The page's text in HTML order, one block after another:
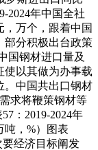
2024年中国全社
，万个，跟着中国
部分积极出台政策
国钢材进口量及
使以其做为办事载
。中国共出口钢材
求将鞭策钢材等
：2019-2024年
吨，%）图表
要经济目标阐发